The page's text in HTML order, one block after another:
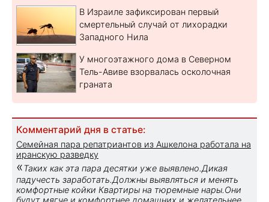
В Израиле зафиксирован первый
смертельный случай от лихорадки
Западного Нила
У многоэтажного дома в Северном
Тель-Авиве взорвалась осколочная
граната
Комментарий дня в статье:
Семейная пара репатриантов из Ашкелона работала на
иранскую разведку
«Таких как эта пара десятки уже выявлено.Дикая
падучесть заработать.Должны выявляться и менять
комфортные койки Квартиры на тюремные нары.Они
будут мягче и комфортнее домашних и желательнее